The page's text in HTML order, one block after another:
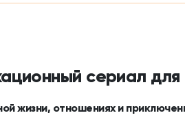
сериал для
жизни, отношениях и